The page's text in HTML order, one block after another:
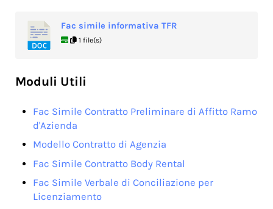
Fac simile informativa TFR
1 file(s)
Moduli Utili
Fac Simile Contratto Preliminare di Affitto Ramo
d'Azienda
Modello Contratto di Agenzia
Fac Simile Contratto Body Rental
Fac Simile Verbale di Conciliazione per
Licenziamento